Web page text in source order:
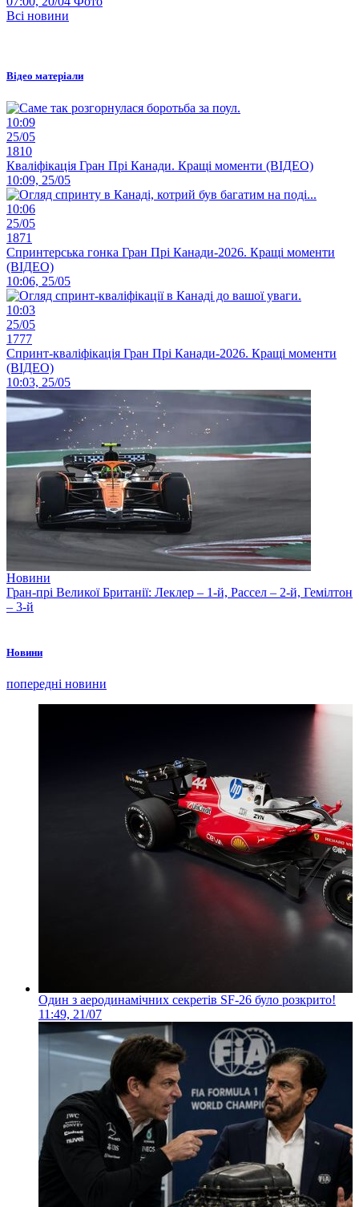
Всі новини
Відео матеріали
10:09
25/05
1810
Кваліфікація Гран Прі Канади. Кращі моменти (ВІДЕО)
10:09, 25/05
10:06
25/05
1871
Спринтерська гонка Гран Прі Канади-2026. Кращі моменти
(ВІДЕО)
10:06, 25/05
10:03
25/05
1777
Спринт-кваліфікація Гран Прі Канади-2026. Кращі моменти
(ВІДЕО)
10:03, 25/05
Новини
Гран-прі Великої Британії: Леклер – 1-й, Рассел – 2-й, Гемілтон
– 3-й
Новини
попередні новини
Один з аеродинамічних секретів SF-26 було розкрито!
11:49, 21/07